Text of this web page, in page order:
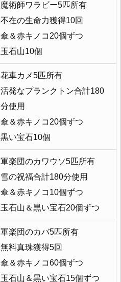
魔術師ワラビー5匹所有
不在の生命力獲得10回
傘＆赤キノコ20個ずつ
玉石山10個
花車カメ5匹所有
活発なプランクトン合計180
分使用
傘＆赤キノコ20個ずつ
黒い宝石10個
軍楽団のカワウソ5匹所有
雪の祝福合計180分使用
傘＆赤キノコ10個ずつ
玉石山＆黒い宝石20個ずつ
軍楽団のカバ5匹所有
無料真珠獲得5回
傘＆赤キノコ60個ずつ
玉石山＆黒い宝石15個ずつ